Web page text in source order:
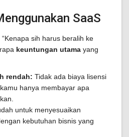
SaaS
sih harus beralih ke
keuntungan utama yang
rendah: Tidak ada biaya lisensi
hanya membayar apa
untuk menyesuaikan
kebutuhan bisnis yang